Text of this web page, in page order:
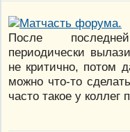
После
периодически
не критично, потом
можно что-то
часто такое у